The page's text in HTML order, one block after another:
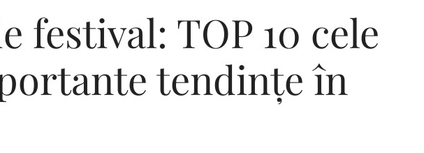
festival: TOP 10 cele
tendințe în